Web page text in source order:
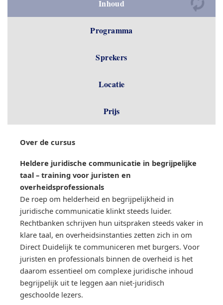
Inhoud
Programma
Sprekers
Locatie
Prijs
Over de cursus
Heldere juridische communicatie in begrijpelijke
taal – training voor juristen en
overheidsprofessionals
De roep om helderheid en begrijpelijkheid in
juridische communicatie klinkt steeds luider.
Rechtbanken schrijven hun uitspraken steeds vaker in
klare taal, en overheidsinstanties zetten zich in om
Direct Duidelijk te communiceren met burgers. Voor
juristen en professionals binnen de overheid is het
daarom essentieel om complexe juridische inhoud
begrijpelijk uit te leggen aan niet-juridisch
geschoolde lezers.